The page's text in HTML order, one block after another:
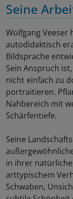
Seine
Wolfgang Veeser
autodidaktisch
Bildsprache
Sein Anspruch
nicht einfach zu
portraitieren.
Nahbereich mit
Schärfentiefe.
Seine
in ihrer
arttypischem
Schwaben,